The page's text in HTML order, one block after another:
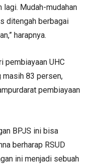
Mudah-mudahan
ditengah berbagai
harapnya.
pembiayaan UHC
masih 83 persen,
pembiayaan
BPJS ini bisa
berharap RSUD
ini menjadi sebuah